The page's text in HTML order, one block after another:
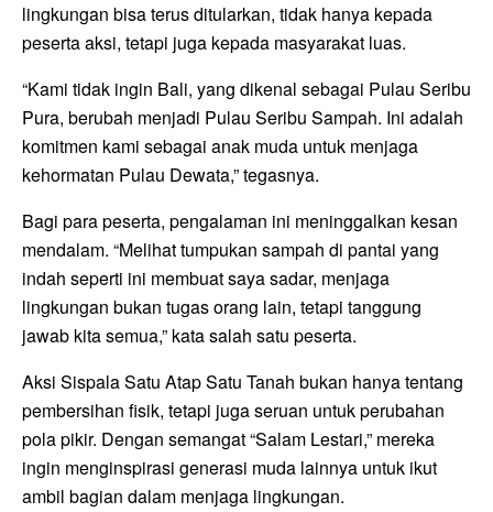
lingkungan bisa terus ditularkan, tidak hanya kepada
peserta aksi, tetapi juga kepada masyarakat luas.
“Kami tidak ingin Bali, yang dikenal sebagai Pulau Seribu
Pura, berubah menjadi Pulau Seribu Sampah. Ini adalah
komitmen kami sebagai anak muda untuk menjaga
kehormatan Pulau Dewata,” tegasnya.
Bagi para peserta, pengalaman ini meninggalkan kesan
mendalam. “Melihat tumpukan sampah di pantai yang
indah seperti ini membuat saya sadar, menjaga
lingkungan bukan tugas orang lain, tetapi tanggung
jawab kita semua,” kata salah satu peserta.
Aksi Sispala Satu Atap Satu Tanah bukan hanya tentang
pembersihan fisik, tetapi juga seruan untuk perubahan
pola pikir. Dengan semangat “Salam Lestari,” mereka
ingin menginspirasi generasi muda lainnya untuk ikut
ambil bagian dalam menjaga lingkungan.